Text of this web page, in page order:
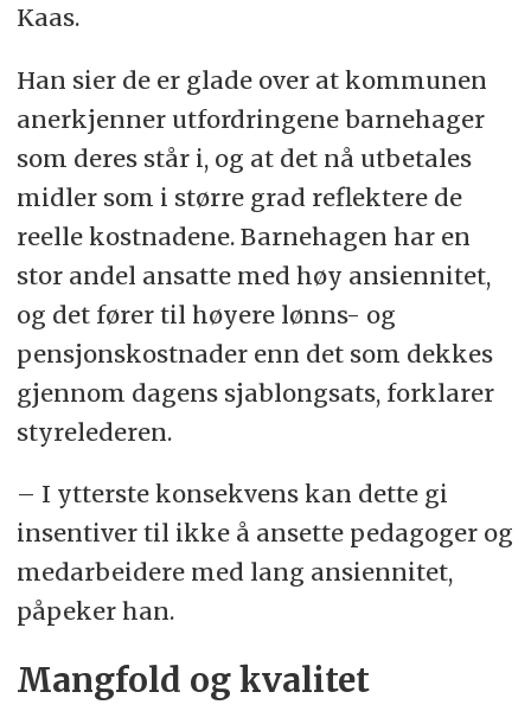
Kaas.
Han sier de er glade over at kommunen
anerkjenner utfordringene barnehager
som deres står i, og at det nå utbetales
midler som i større grad reflektere de
reelle kostnadene. Barnehagen har en
stor andel ansatte med høy ansiennitet,
og det fører til høyere lønns- og
pensjonskostnader enn det som dekkes
gjennom dagens sjablongsats, forklarer
styrelederen.
– I ytterste konsekvens kan dette gi
insentiver til ikke å ansette pedagoger og
medarbeidere med lang ansiennitet,
påpeker han.
Mangfold og kvalitet